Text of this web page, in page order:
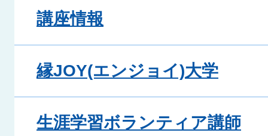
講座情報
縁JOY(エンジョイ)大学
生涯学習ボランティア講師